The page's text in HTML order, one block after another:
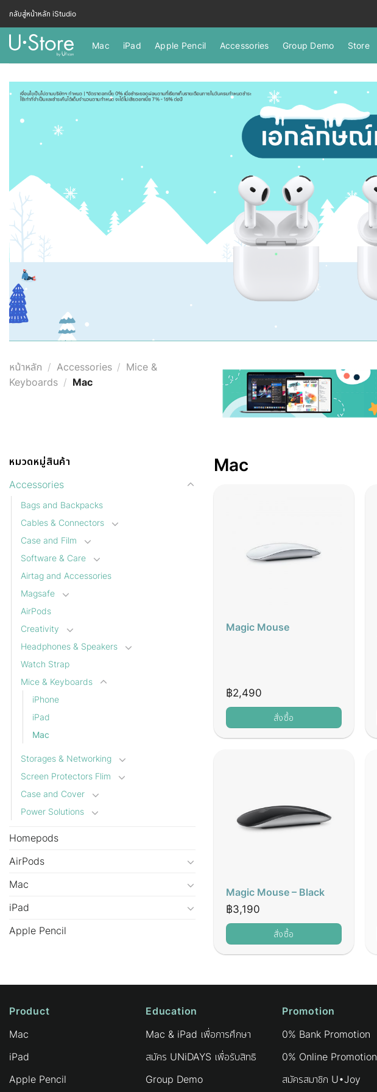
กลับสู่หน้าหลัก iStudio
Mac iPad Apple Pencil Accessories Group Demo Store
หน้าหลัก / Accessories / Mice &
Keyboards / Mac
หมวดหมู่สินค้า
Accessories
Bags and Backpacks
Cables & Connectors
Case and Film
Software & Care
Airtag and Accessories
Magsafe
AirPods
Creativity
Headphones & Speakers
Watch Strap
Mice & Keyboards
iPhone
iPad
Mac
Storages & Networking
Screen Protectors Flim
Case and Cover
Power Solutions
Homepods
AirPods
Mac
iPad
Apple Pencil
Mac
Magic Mouse
฿2,490
สั่งซื้อ
Magic Mouse – Black
฿3,190
สั่งซื้อ
Product
Mac
iPad
Apple Pencil
Education
Mac & iPad เพื่อการศึกษา
สมัคร UNiDAYS เพื่อรับสิทธิ
Group Demo
Promotion
0% Bank Promotion
0% Online Promotion
สมัครสมาชิก U•Joy